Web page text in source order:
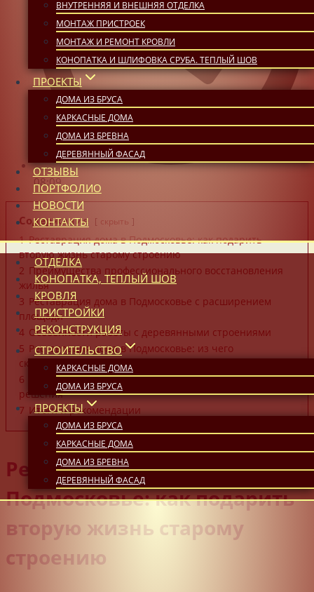
ВНУТРЕННЯЯ И ВНЕШНЯЯ ОТДЕЛКА
МОНТАЖ ПРИСТРОЕК
МОНТАЖ И РЕМОНТ КРОВЛИ
КОНОПАТКА И ШЛИФОВКА СРУБА. ТЕПЛЫЙ ШОВ
ПРОЕКТЫ
ДОМА ИЗ БРУСА
КАРКАСНЫЕ ДОМА
ДОМА ИЗ БРЕВНА
ДЕРЕВЯННЫЙ ФАСАД
ОТЗЫВЫ
ПОРТФОЛИО
НОВОСТИ
КОНТАКТЫ
ОТДЕЛКА
КОНОПАТКА, ТЕПЛЫЙ ШОВ
КРОВЛЯ
ПРИСТРОЙКИ
РЕКОНСТРУКЦИЯ
СТРОИТЕЛЬСТВО
КАРКАСНЫЕ ДОМА
ДОМА ИЗ БРУСА
ПРОЕКТЫ
ДОМА ИЗ БРУСА
КАРКАСНЫЕ ДОМА
ДОМА ИЗ БРЕВНА
ДЕРЕВЯННЫЙ ФАСАД
08:09
Содержание скрыть
1 Реставрация дома в Подмосковье: как подарить
вторую жизнь старому строению
2 Преимущества профессионального восстановления
жилья
3 Реставрация дома в Подмосковье с расширением
площади
4 Особенности работы с деревянными строениями
5 Реставрация дома в Подмосковье: из чего
складывается цена?
6
Обновление фасада и современные отделочные
решения
7 Итоги и рекомендации
Реставрация дома в
Подмосковье: как подарить
вторую жизнь старому
строению